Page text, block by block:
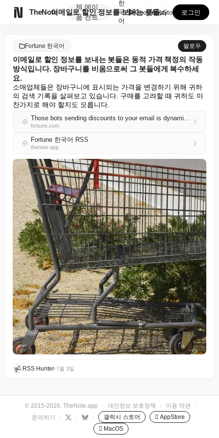
TheNote
제
품
에이
전트
이메일로 할인 정보를 보내는 봇들은 동적 가격 책정의 ...
한
국
어
GooglePlay
AppStore 로그인
Fortune 한국어 팔로우
이메일로 할인 정보를 보내는 봇들은 동적 가격 책정의 작동
방식입니다. 장바구니를 비움으로써 그 봇들에게 복수하세
요.
소매업체들은 장바구니에 표시되는 가격을 변경하기 위해 귀하
의 검색 기록을 살펴보고 있습니다. 구매를 고려할 때 귀하도 마
찬가지로 해야 할지도 모릅니다.
Those bots sending discounts to your email is dynamic pricing in action. Get revenge on those bots by abandoning your cart
fortune.com
Fortune 한국어 RSS
thenote.app
RSS Hunter•7월 3일
© 2015-2026, TheNote.app · 개인정보 보호정책 · 이용 약관
·
문의하기
· · · 갤럭시 스토어
 AppStore
 MacOS